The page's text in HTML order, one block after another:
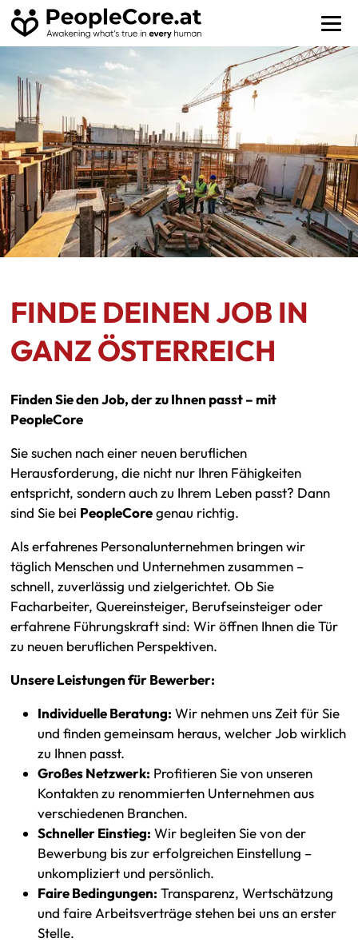
FINDE DEINEN JOB IN
GANZ ÖSTERREICH
Finden Sie den Job, der zu Ihnen passt – mit
PeopleCore
Sie suchen nach einer neuen beruflichen
Herausforderung, die nicht nur Ihren Fähigkeiten
entspricht, sondern auch zu Ihrem Leben passt? Dann
sind Sie bei PeopleCoregenau richtig.
Als erfahrenes Personalunternehmen bringen wir
täglich Menschen und Unternehmen zusammen –
schnell, zuverlässig und zielgerichtet. Ob Sie
Facharbeiter, Quereinsteiger, Berufseinsteiger oder
erfahrene Führungskraft sind: Wir öffnen Ihnen die Tür
zu neuen beruflichen Perspektiven.
Unsere Leistungen für Bewerber:
Individuelle Beratung: Wir nehmen uns Zeit für Sie
und finden gemeinsam heraus, welcher Job wirklich
zu Ihnen passt.
Großes Netzwerk: Profitieren Sie von unseren
Kontakten zu renommierten Unternehmen aus
verschiedenen Branchen.
Schneller Einstieg: Wir begleiten Sie von der
Bewerbung bis zur erfolgreichen Einstellung –
unkompliziert und persönlich.
Faire Bedingungen: Transparenz, Wertschätzung
und faire Arbeitsverträge stehen bei uns an erster
Stelle.